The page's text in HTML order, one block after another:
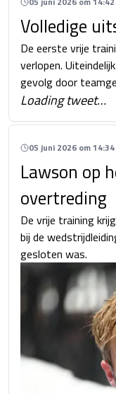
Volledige
De eerste vrije
verlopen.
gevolg door
Loading tweet…
05 juni 2026 om 14:34
Lawson op
overtreding
De vrije training
bij de
gesloten was.